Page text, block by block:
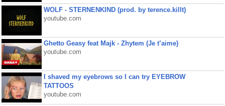
WOLF - STERNENKIND (prod. by terence.killt)
youtube.com
Ghetto Geasy feat Majk - Zhytem (Je t’aime)
youtube.com
I shaved my eyebrows so I can try EYEBROW
TATTOOS
youtube.com